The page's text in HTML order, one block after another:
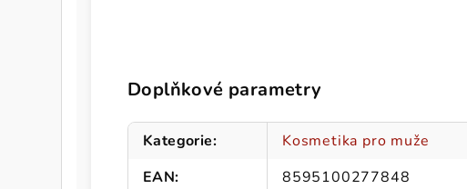
Doplňkové parametry
Kategorie:
Kosmetika pro muže
EAN:
8595100277848